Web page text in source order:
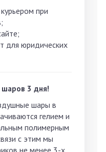
при
для юридических
шаров 3 дня!
шары в
гелием и
полимерным
с этим мы
не менее 3-х